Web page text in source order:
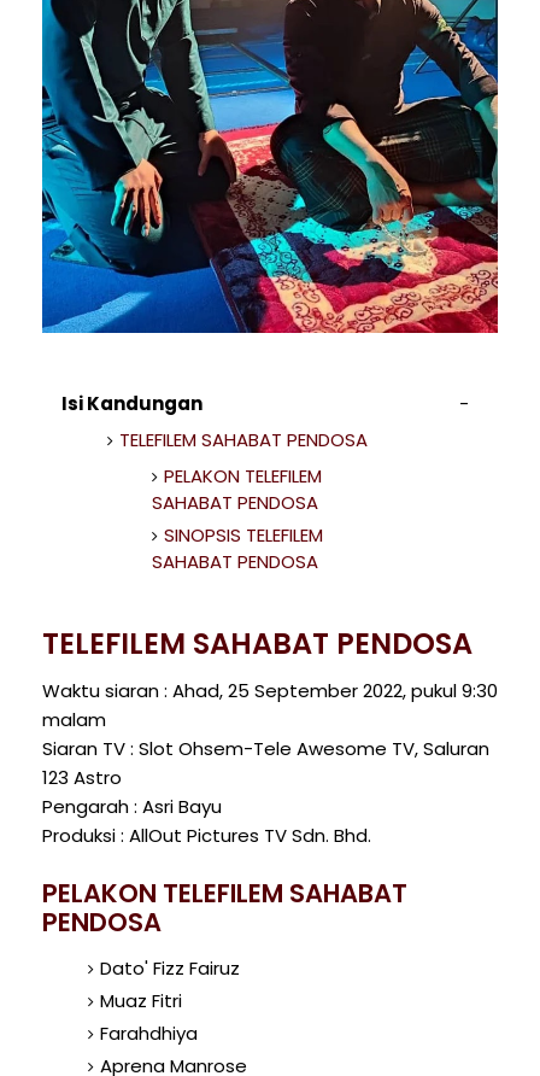
Isi Kandungan
TELEFILEM SAHABAT PENDOSA
PELAKON TELEFILEM
SAHABAT PENDOSA
SINOPSIS TELEFILEM
SAHABAT PENDOSA
TELEFILEM SAHABAT PENDOSA
Waktu siaran : Ahad, 25 September 2022, pukul 9:30
malam
Siaran TV : Slot Ohsem-Tele Awesome TV, Saluran
123 Astro
Pengarah : Asri Bayu
Produksi : AllOut Pictures TV Sdn. Bhd.
PELAKON TELEFILEM SAHABAT
PENDOSA
Dato' Fizz Fairuz
Muaz Fitri
Farahdhiya
Aprena Manrose